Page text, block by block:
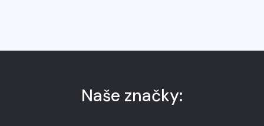
Naše značky: